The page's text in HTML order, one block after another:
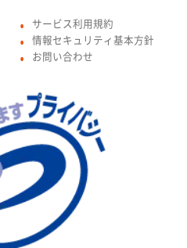
● サービス利用規約
● 情報セキュリティ基本方針
● お問い合わせ